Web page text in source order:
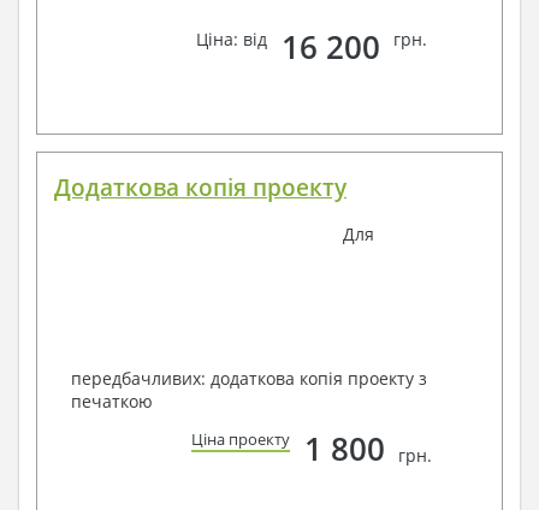
Ціна: від 16 200 грн.
Додаткова копія проекту
Для
передбачливих: додаткова копія проекту з
печаткою
Ціна проекту 1 800 грн.